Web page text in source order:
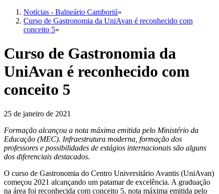
Notícias - Balneário Camboriú»
Curso de Gastronomia da UniAvan é reconhecido com
conceito 5»
Curso de Gastronomia da
UniAvan é reconhecido com
conceito 5
25 de janeiro de 2021
Formação alcançou a nota máxima emitida pelo Ministério da
Educação (MEC). Infraestrutura moderna, formação dos
professores e possibilidades de estágios internacionais são alguns
dos diferenciais destacados.
O curso de Gastronomia do Centro Universitário Avantis (UniAvan)
começou 2021 alcançando um patamar de excelência. A graduação
na área foi reconhecida com conceito 5, nota máxima emitida pelo